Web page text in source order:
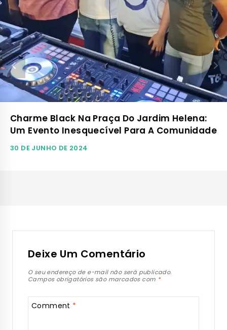
Charme Black Na Praça Do Jardim Helena:
Um Evento Inesquecível Para A Comunidade
30 DE JUNHO DE 2024
Deixe Um Comentário
O seu endereço de e-mail não será publicado.
Campos obrigatórios são marcados com *
Comment *